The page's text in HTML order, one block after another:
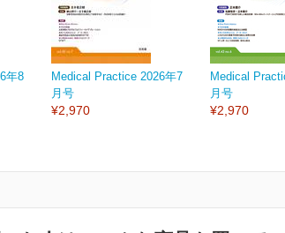
年8
Medical Practice 2026年7
月号
¥2,970
Medical
月号
¥2,970